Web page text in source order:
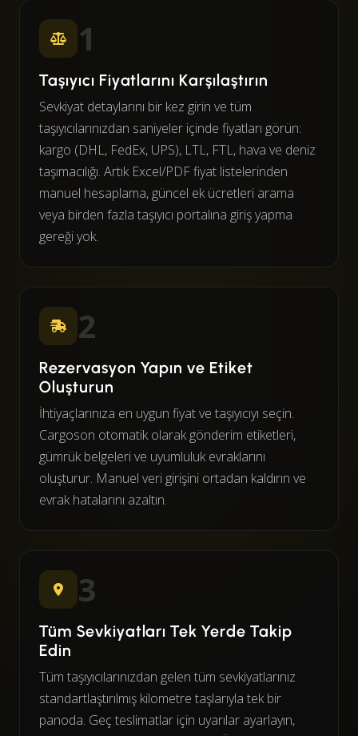
1
Taşıyıcı Fiyatlarını Karşılaştırın
Sevkiyat detaylarını bir kez girin ve tüm
taşıyıcılarınızdan saniyeler içinde fiyatları görün:
kargo (DHL, FedEx, UPS), LTL, FTL, hava ve deniz
taşımacılığı. Artık Excel/PDF fiyat listelerinden
manuel hesaplama, güncel ek ücretleri arama
veya birden fazla taşıyıcı portalına giriş yapma
gereği yok.
2
Rezervasyon Yapın ve Etiket
Oluşturun
İhtiyaçlarınıza en uygun fiyat ve taşıyıcıyı seçin.
Cargoson otomatik olarak gönderim etiketleri,
gümrük belgeleri ve uyumluluk evraklarını
oluşturur. Manuel veri girişini ortadan kaldırın ve
evrak hatalarını azaltın.
3
Tüm Sevkiyatları Tek Yerde Takip
Edin
Tüm taşıyıcılarınızdan gelen tüm sevkiyatlarınız
standartlaştırılmış kilometre taşlarıyla tek bir
panoda. Geç teslimatlar için uyarılar ayarlayın,